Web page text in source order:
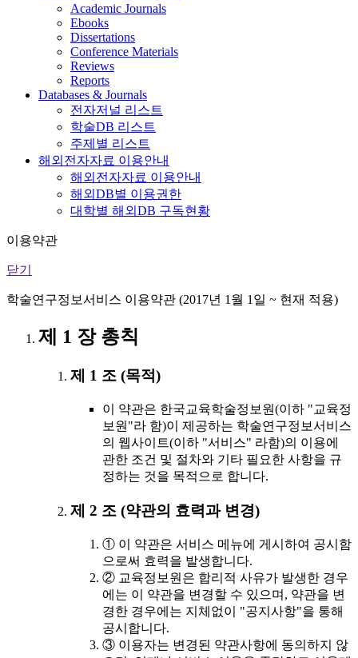
Academic Journals
Ebooks
Dissertations
Conference Materials
Reviews
Reports
Databases & Journals
전자저널 리스트
학술DB 리스트
주제별 리스트
해외전자자료 이용안내
해외전자자료 이용안내
해외DB별 이용권한
대학별 해외DB 구독현황
이용약관
닫기
학술연구정보서비스 이용약관 (2017년 1월 1일 ~ 현재 적용)
제 1 장 총칙
제 1 조 (목적)
이 약관은 한국교육학술정보원(이하 "교육정
보원"라 함)이 제공하는 학술연구정보서비스
의 웹사이트(이하 "서비스" 라함)의 이용에
관한 조건 및 절차와 기타 필요한 사항을 규
정하는 것을 목적으로 합니다.
제 2 조 (약관의 효력과 변경)
① 이 약관은 서비스 메뉴에 게시하여 공시함
으로써 효력을 발생합니다.
② 교육정보원은 합리적 사유가 발생한 경우
에는 이 약관을 변경할 수 있으며, 약관을 변
경한 경우에는 지체없이 "공지사항"을 통해
공시합니다.
③ 이용자는 변경된 약관사항에 동의하지 않